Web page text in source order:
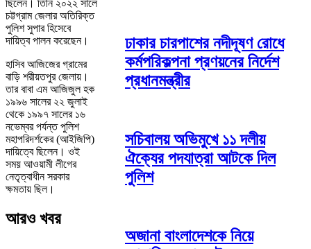
ছিলেন। তিনি ২০২২ সালে
চট্টগ্রাম জেলার অতিরিক্ত
পুলিশ সুপার হিসেবে
দায়িত্ব পালন করেছেন।
হাসিব আজিজের গ্রামের
বাড়ি শরীয়তপুর জেলায়।
তার বাবা এম আজিজুল হক
১৯৯৬ সালের ২২ জুলাই
থেকে ১৯৯৭ সালের ১৬
নভেম্বর পর্যন্ত পুলিশ
মহাপরিদর্শকের (আইজিপি)
দায়িত্বে ছিলেন। ওই
সময় আওয়ামী লীগের
নেতৃত্বাধীন সরকার
ক্ষমতায় ছিল।
আরও খবর
ঢাকার চারপাশের নদীদূষণ রোধে
কর্মপরিকল্পনা প্রণয়নের নির্দেশ
প্রধানমন্ত্রীর
সচিবালয় অভিমুখে ১১ দলীয়
ঐক্যের পদযাত্রা আটকে দিল
পুলিশ
অজানা বাংলাদেশকে নিয়ে